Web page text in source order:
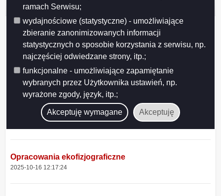
ramach Serwisu;
wydajnościowe (statystyczne) - umożliwiające
zbieranie zanonimizowanych informacji
statystycznych o sposobie korzystania z serwisu, np.
najczęściej odwiedzane strony, itp.;
funkcjonalne - umożliwiające zapamiętanie
wybranych przez Użytkownika ustawień, np.
wyrażone zgody, język, itp.;
Akceptuję wymagane Akceptuję
Lista aktualności
Roczna analiza stanu gospodarki odpadami
komunalnymi na terenie gminy Miasta Suwałki za
2025 rok
2026-04-29 09:40:07
Roczna analiza stanu gospodarki odpadami
komunalnymi na terenie gminy Miasta Suwałki za
2024 rok
2025-11-14 13:42:18
Opracowania ekofizjograficzne
2025-10-16 12:17:24